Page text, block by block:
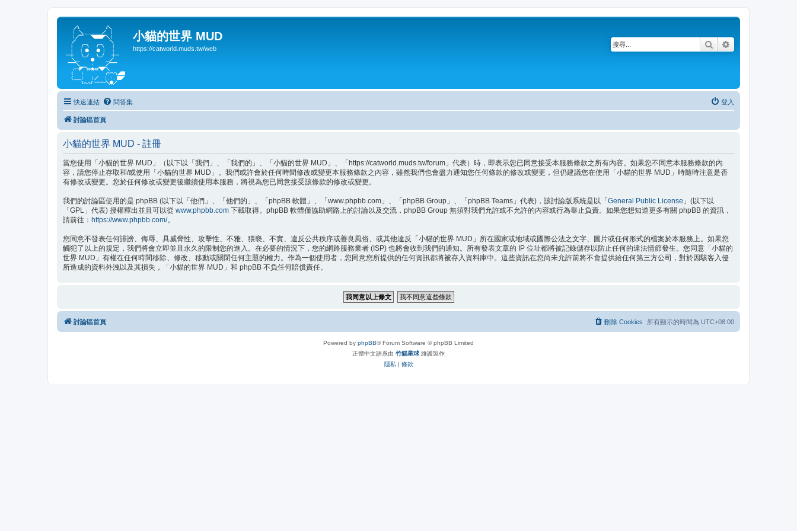
小貓的世界 MUD
https://catworld.muds.tw/web 搜尋
快速連結 問答集 登入
討論區首頁
小貓的世界 MUD - 註冊
當您使用「小貓的世界 MUD」（以下以「我們」、「我們的」、「小貓的世界 MUD」、「https://catworld.muds.tw/forum」代表）時，即表示您已同意接受本服務條款之所有內容。如果您不同意本服務條款的內
容，請您停止存取和/或使用「小貓的世界 MUD」。我們或許會於任何時間修改或變更本服務條款之內容，雖然我們也會盡力通知您任何條款的修改或變更，但仍建議您在使用「小貓的世界 MUD」時隨時注意是否
有修改或變更。您於任何修改或變更後繼續使用本服務，將視為您已同意接受該條款的修改或變更。
我們的討論區使用的是 phpBB (以下以「他們」、「他們的」、「phpBB 軟體」、「www.phpbb.com」、「phpBB Group」、「phpBB Teams」代表)，該討論版系統是以「 General Public License 」(以下以
「GPL」代表) 授權釋出並且可以從 www.phpbb.com 下載取得。phpBB 軟體僅協助網路上的討論以及交流，phpBB Group 無須對我們允許或不允許的內容或行為舉止負責。如果您想知道更多有關 phpBB 的資訊，
請前往： https://www.phpbb.com/。
您同意不發表任何誹謗、侮辱、具威脅性、攻擊性、不雅、猥褻、不實、違反公共秩序或善良風俗、或其他違反「小貓的世界 MUD」所在國家或地域或國際公法之文字、圖片或任何形式的檔案於本服務上。如果您
觸犯了以上的規定，我們將會立即並且永久的限制您的進入。在必要的情況下，您的網路服務業者 (ISP) 也將會收到我們的通知。所有發表文章的 IP 位址都將被記錄儲存以防止任何的違法情節發生。您同意「小貓的
世界 MUD」有權在任何時間移除、修改、移動或關閉任何主題的權力。作為一個使用者，您同意您所提供的任何資訊都將被存入資料庫中。這些資訊在您尚未允許前將不會提供給任何第三方公司，對於因駭客入侵
所造成的資料外洩以及其損失，「小貓的世界 MUD」和 phpBB 不負任何賠償責任。
討論區首頁 所有顯示的時間為 UTC+08:00
刪除 Cookies
Powered by phpBB® Forum Software © phpBB Limited
正體中文語系由 竹貓星球 維護製作
隱私 | 條款